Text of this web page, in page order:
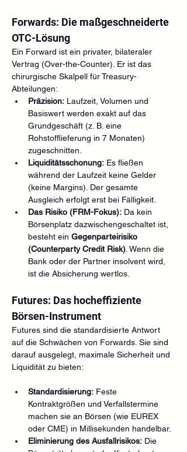
Forwards: Die maßgeschneiderte
OTC-Lösung
Ein Forward ist ein privater, bilateraler
Vertrag (Over-the-Counter). Er ist das
chirurgische Skalpell für Treasury-
Abteilungen:
Präzision: Laufzeit, Volumen und
Basiswert werden exakt auf das
Grundgeschäft (z. B. eine
Rohstofflieferung in 7 Monaten)
zugeschnitten.
Liquiditätsschonung: Es fließen
während der Laufzeit keine Gelder
(keine Margins). Der gesamte
Ausgleich erfolgt erst bei Fälligkeit.
Das Risiko (FRM-Fokus): Da kein
Börsenplatz dazwischengeschaltet ist,
besteht ein Gegenparteirisiko
(Counterparty Credit Risk) . Wenn die
Bank oder der Partner insolvent wird,
ist die Absicherung wertlos.
Futures: Das hocheffiziente
Börsen-Instrument
Futures sind die standardisierte Antwort
auf die Schwächen von Forwards. Sie sind
darauf ausgelegt, maximale Sicherheit und
Liquidität zu bieten:
Standardisierung: Feste
Kontraktgrößen und Verfallstermine
machen sie an Börsen (wie EUREX
oder CME) in Millisekunden handelbar.
Eliminierung des Ausfallrisikos: Die